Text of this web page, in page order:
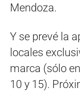
Mendoza.
Y se prevé la
locales
marca (sólo
10 y 15).